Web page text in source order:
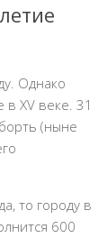
Однако
XV веке. 31
(ныне
то городу в
600